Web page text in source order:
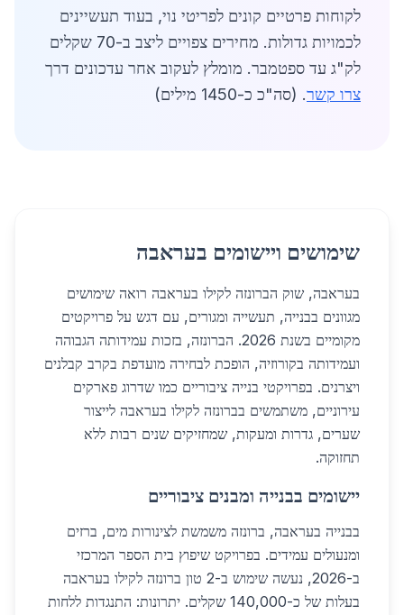
לקוחות פרטיים קונים לפריטי נוי, בעוד תעשיינים
לכמויות גדולות. מחירים צפויים ליצב ב-70 שקלים
לק"ג עד ספטמבר. מומלץ לעקוב אחר עדכונים דרך
צרו קשר. (סה"כ כ-1450 מילים)
שימושים ויישומים בעראבה
בעראבה, שוק הברונזה לקילו בעראבה רואה שימושים
מגוונים בבנייה, תעשייה ומגורים, עם דגש על פרויקטים
מקומיים בשנת 2026. הברונזה, בזכות עמידותה הגבוהה
ועמידותה בקורוזיה, הופכת לבחירה מועדפת בקרב קבלנים
ויצרנים. בפרויקטי בנייה ציבוריים כמו שדרוג פארקים
עירוניים, משתמשים בברונזה לקילו בעראבה לייצור
שערים, גדרות ומעקות, שמחזיקים שנים רבות ללא
תחזוקה.
יישומים בבנייה ומבנים ציבוריים
בבנייה בעראבה, ברונזה משמשת לצינורות מים, ברזים
ומנעולים עמידים. בפרויקט שיפוץ בית הספר המרכזי
ב-2026, נעשה שימוש ב-2 טון ברונזה לקילו בעראבה
בעלות של כ-140,000 שקלים. יתרונות: התנגדות ללחות